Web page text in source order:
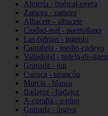
Almería - huércal-overa
Zamora - zamora
Albacete - albacete
Ciudad-real - puertollano
Las-palmas - ingenio
Cantabria - medio-cudeyo
Valladolid - tudela-de-
Granada - jun
Cuenca - tarancón
Murcia - blanca
Badajoz - badajoz
A-coruña - o-pino
Granada - órgiva